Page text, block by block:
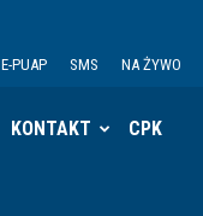
E-PUAP SMS NA ŻYWO
KONTAKT CPK